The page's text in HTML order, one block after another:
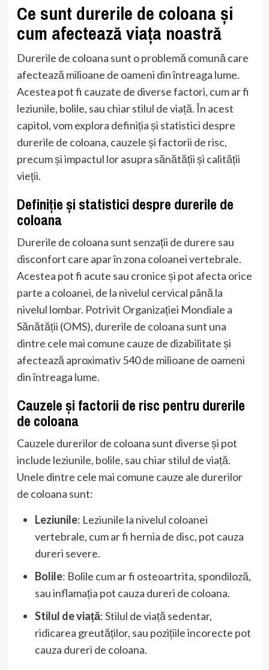
Ce sunt durerile de coloana și
cum afectează viața noastră
Durerile de coloana sunt o problemă comună care
afectează milioane de oameni din întreaga lume.
Acestea pot fi cauzate de diverse factori, cum ar fi
leziunile, bolile, sau chiar stilul de viață. În acest
capitol, vom explora definiția și statistici despre
durerile de coloana, cauzele și factorii de risc,
precum și impactul lor asupra sănătății și calității
vieții.
Definiție și statistici despre durerile de
coloana
Durerile de coloana sunt senzații de durere sau
disconfort care apar în zona coloanei vertebrale.
Acestea pot fi acute sau cronice și pot afecta orice
parte a coloanei, de la nivelul cervical până la
nivelul lombar. Potrivit Organizației Mondiale a
Sănătății (OMS), durerile de coloana sunt una
dintre cele mai comune cauze de dizabilitate și
afectează aproximativ 540 de milioane de oameni
din întreaga lume.
Cauzele și factorii de risc pentru durerile
de coloana
Cauzele durerilor de coloana sunt diverse și pot
include leziunile, bolile, sau chiar stilul de viață.
Unele dintre cele mai comune cauze ale durerilor
de coloana sunt:
Leziunile: Leziunile la nivelul coloanei
vertebrale, cum ar fi hernia de disc, pot cauza
dureri severe.
Bolile: Bolile cum ar fi osteoartrita, spondiloză,
sau inflamația pot cauza dureri de coloana.
Stilul de viață: Stilul de viață sedentar,
ridicarea greutăților, sau pozițiile incorecte pot
cauza dureri de coloana.